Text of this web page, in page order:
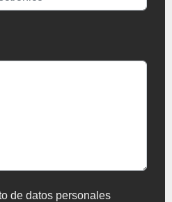
de datos personales